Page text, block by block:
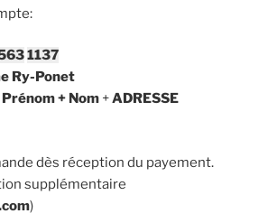
1137
Ry-Ponet
Prénom + Nom +ADRESSE
dès réception du payement.
supplémentaire
)